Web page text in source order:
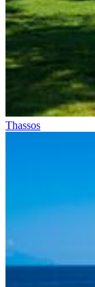
Thassos